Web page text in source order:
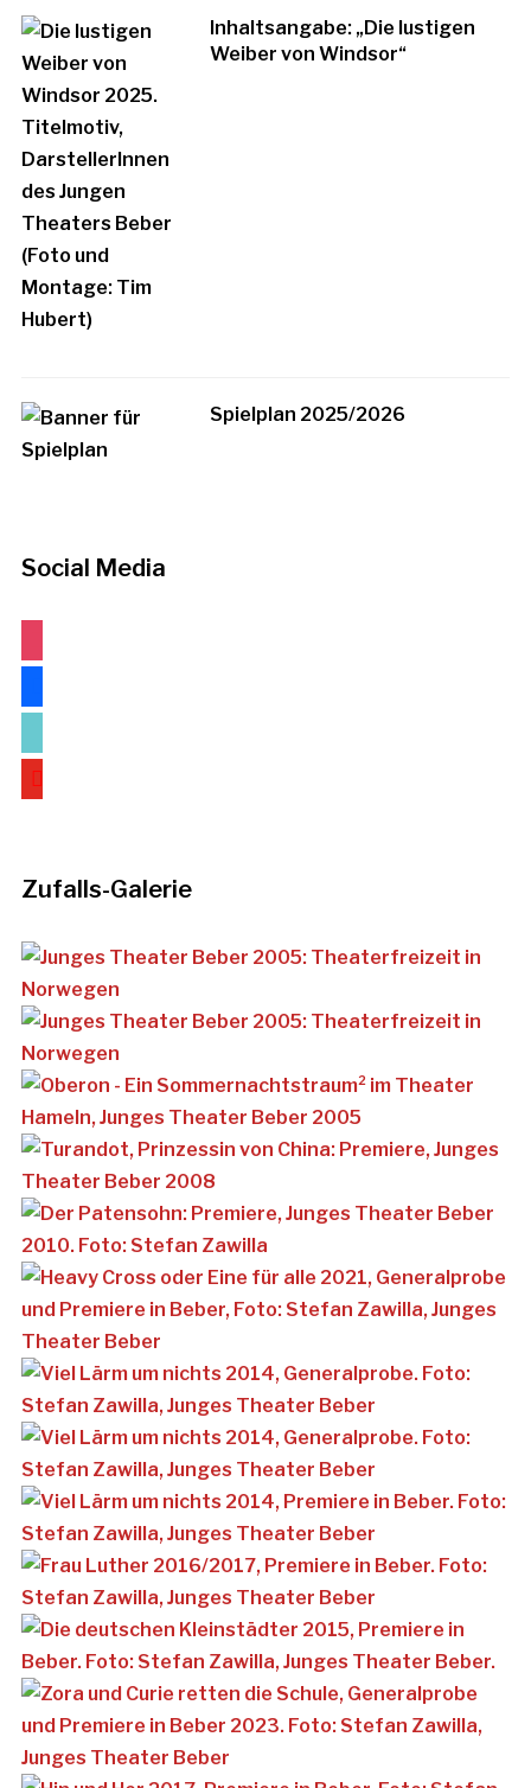
Inhaltsangabe: „Die lustigen
Weiber von Windsor“
Spielplan 2025/2026
Social Media
youtube
Zufalls-Galerie